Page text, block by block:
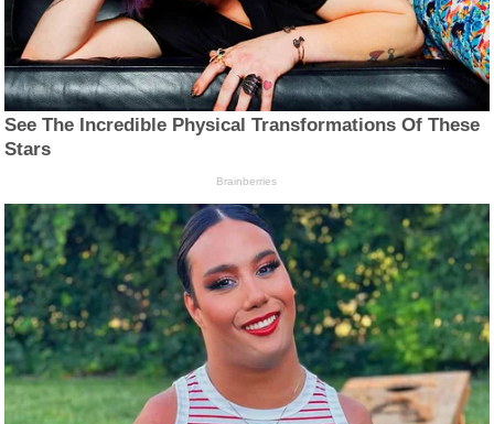
See The Incredible Physical Transformations Of These
Stars
Brainberries